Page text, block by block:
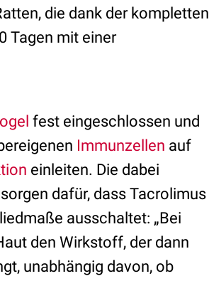
die dank der kompletten
Tagen mit einer
fest eingeschlossen und
Immunzellen auf
einleiten. Die dabei
dafür, dass Tacrolimus
ausschaltet: „Bei
den Wirkstoff, der dann
unabhängig davon, ob